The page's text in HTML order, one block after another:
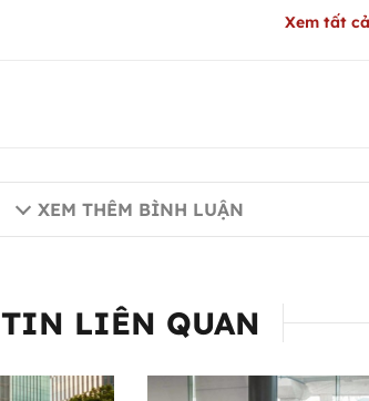
Xem tất cả
XEM THÊM BÌNH LUẬN
TIN LIÊN QUAN